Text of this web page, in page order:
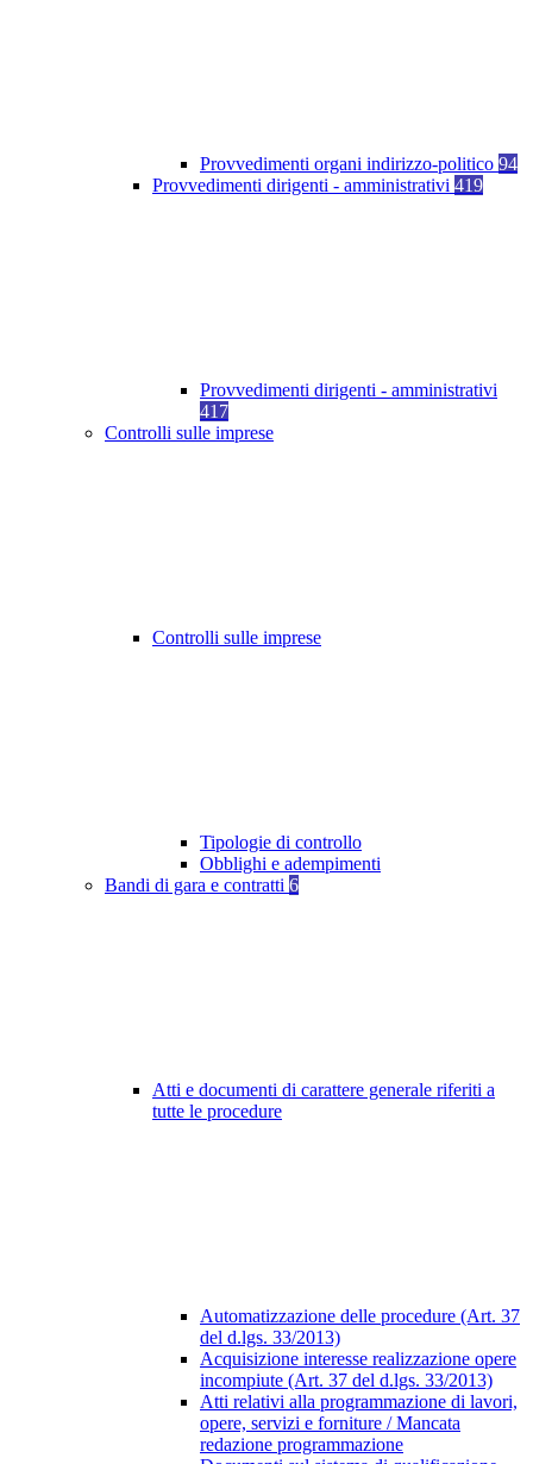
Provvedimenti organi indirizzo-politico 94
Provvedimenti dirigenti - amministrativi 419
Provvedimenti dirigenti - amministrativi
417
Controlli sulle imprese
Controlli sulle imprese
Tipologie di controllo
Obblighi e adempimenti
Bandi di gara e contratti 6
Atti e documenti di carattere generale riferiti a
tutte le procedure
Automatizzazione delle procedure (Art. 37
del d.lgs. 33/2013)
Acquisizione interesse realizzazione opere
incompiute (Art. 37 del d.lgs. 33/2013)
Atti relativi alla programmazione di lavori,
opere, servizi e forniture / Mancata
redazione programmazione